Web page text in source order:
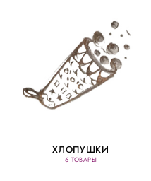
ХЛОПУШКИ
6 ТОВАРЫ